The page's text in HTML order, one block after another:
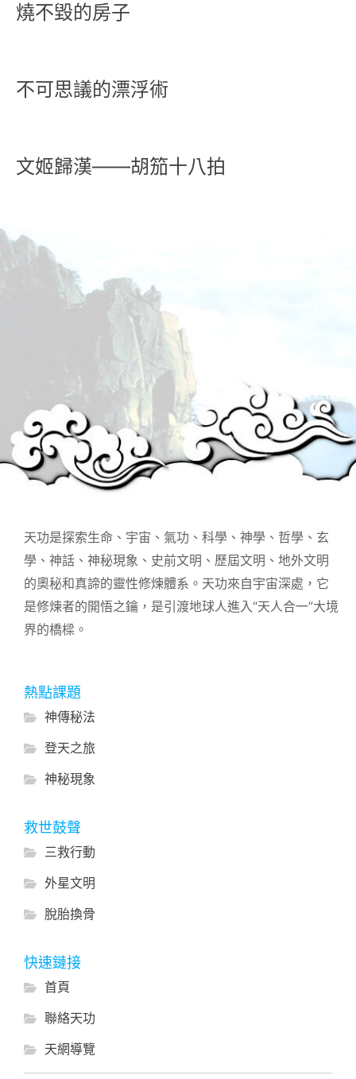
燒不毀的房子
不可思議的漂浮術
文姬歸漢——胡笳十八拍
天功是探索生命、宇宙、氣功、科學、神學、哲學、玄
學、神話、神秘現象、史前文明、歷屆文明、地外文明
的奧秘和真諦的靈性修煉體系。天功來自宇宙深處，它
是修煉者的開悟之鑰，是引渡地球人進入“天人合一”大境
界的橋樑。
熱點課題
神傳秘法
登天之旅
神秘現象
救世鼓聲
三救行動
外星文明
脫胎換骨
快速鏈接
首頁
聯絡天功
天網導覽